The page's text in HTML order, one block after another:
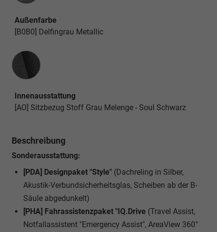
Außenfarbe
[B0B0] Delfingrau Metallic
Innenausstattung
Innenausstattung
[AO] Sitzbezug Stoff Grau Melenge - Soul Schwarz
Beschreibung
Sonderausstattung:
[PDA] Designpaket "Style" (Dachreling in Silber,
Akustik-Verbundsicherheitsglas, Scheiben ab der B-
Säule abgedunkelt)
[PHA] Fahrassistenzpaket "IQ.Drive (Travel Assist,
Notfallassistent "Emergency Assist", AreaView 360°